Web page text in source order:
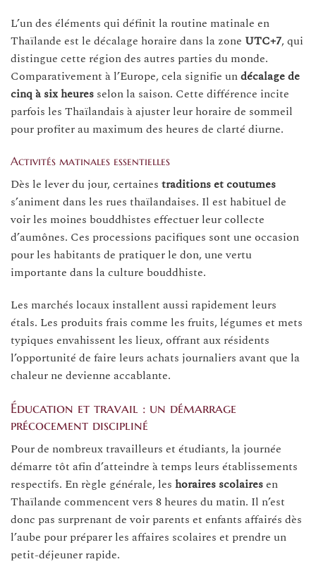
L’un des éléments qui définit la routine matinale en
Thaïlande est le décalage horaire dans la zone UTC+7, qui
distingue cette région des autres parties du monde.
Comparativement à l’Europe, cela signifie undécalage de
cinq à six heures selon la saison. Cette différence incite
parfois les Thaïlandais à ajuster leur horaire de sommeil
pour profiter au maximum des heures de clarté diurne.
Activités matinales essentielles
Dès le lever du jour, certaines traditions et coutumes
s’animent dans les rues thaïlandaises. Il est habituel de
voir les moines bouddhistes effectuer leur collecte
d’aumônes. Ces processions pacifiques sont une occasion
pour les habitants de pratiquer le don, une vertu
importante dans la culture bouddhiste.
Les marchés locaux installent aussi rapidement leurs
étals. Les produits frais comme les fruits, légumes et mets
typiques envahissent les lieux, offrant aux résidents
l’opportunité de faire leurs achats journaliers avant que la
chaleur ne devienne accablante.
Éducation et travail : un démarrage
précocement discipliné
Pour de nombreux travailleurs et étudiants, la journée
démarre tôt afin d’atteindre à temps leurs établissements
respectifs. En règle générale, les horaires scolairesen
Thaïlande commencent vers 8 heures du matin. Il n’est
donc pas surprenant de voir parents et enfants affairés dès
l’aube pour préparer les affaires scolaires et prendre un
petit-déjeuner rapide.